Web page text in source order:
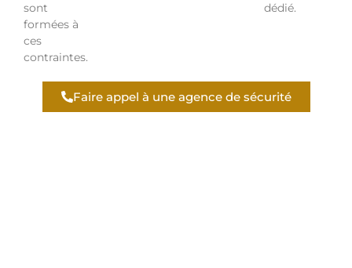
sont
formées à
ces
contraintes.
dédié.
Faire appel à une agence de sécurité